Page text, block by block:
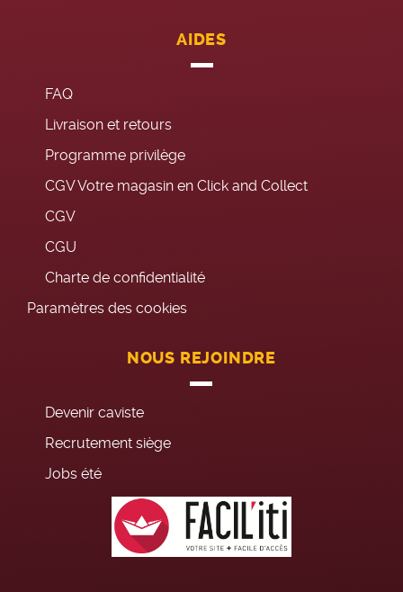
AIDES
FAQ
Livraison et retours
Programme privilège
CGV Votre magasin en Click and Collect
CGV
CGU
Charte de confidentialité
Paramètres des cookies
NOUS REJOINDRE
Devenir caviste
Recrutement siège
Jobs été